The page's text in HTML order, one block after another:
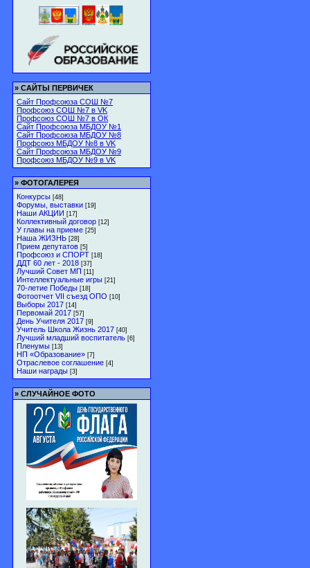
» САЙТЫ ПЕРВИЧЕК
Сайт Профсоюза СОШ №7
Профсоюз СОШ №7 в VK
Профсоюз СОШ №7 в ОК
Сайт Профсоюза МБДОУ №1
Сайт Профсоюза МБДОУ №8
Профсоюз МБДОУ №8 в VK
Сайт Профсоюза МБДОУ №9
Профсоюз МБДОУ №9 в VK
» ФОТОГАЛЕРЕЯ
Конкурсы [48]
Форумы, выставки [19]
Наши АКЦИИ [17]
Коллективный договор [12]
У главы на приеме [25]
Наша ЖИЗНЬ [28]
Прием депутатов [5]
Профсоюз и СПОРТ [18]
ДДТ 60 лет - 2018 [37]
Лучший Совет МП [11]
Интеллектуальные игры [21]
70-летие Победы [18]
Фотоотчет VII съезд ОПО [10]
Выборы 2017 [14]
Первомай 2017 [57]
День Учителя 2017 [9]
Учитель Школа Жизнь 2017 [40]
Лучший младший воспитатель [6]
Пленумы [13]
НП «Образование» [7]
Отраслевое соглашение [4]
Наши награды [3]
» СЛУЧАЙНОЕ ФОТО